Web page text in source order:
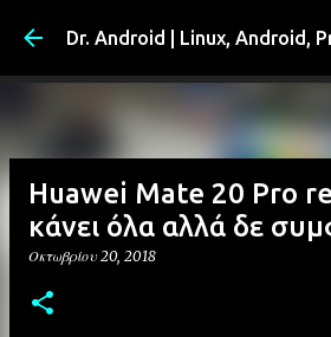
Μετάβαση στο κύριο
Dr. Android | Linux, Android,
Huawei Mate 20 Pro
κάνει όλα αλλά δε
Οκτωβρίου 20, 2018